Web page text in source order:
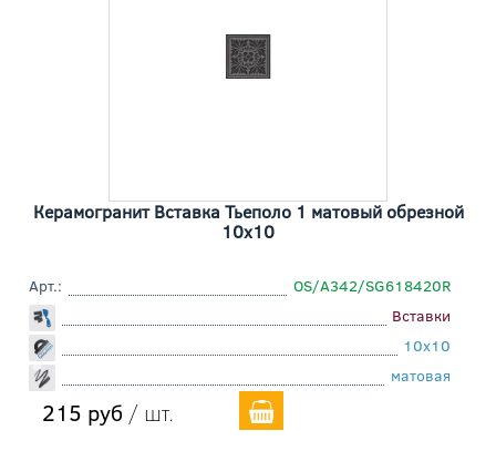
Керамогранит Вставка Тьеполо 1 матовый обрезной
10x10
Арт.:
OS/A342/SG618420R
Вставки
10x10
матовая
215 руб / шт.